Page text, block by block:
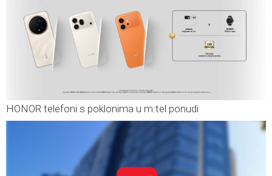
HONOR telefoni s poklonima u m:tel ponudi